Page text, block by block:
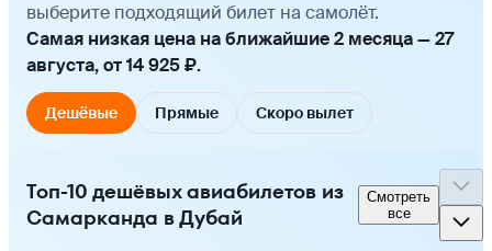
выберите подходящий билет на самолёт.
Самая низкая цена на ближайшие 2 месяца — 27
августа, от 14 925 ₽.
Дешёвые Прямые Скоро вылет
Топ-10 дешёвых авиабилетов из
Самарканда в Дубай
Смотреть
все